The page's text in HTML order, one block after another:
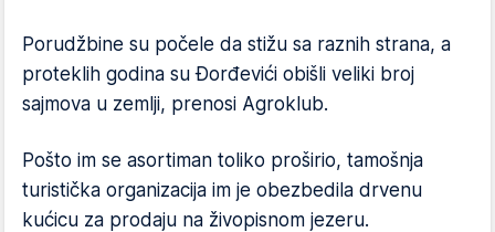
Porudžbine su počele da stižu sa raznih strana, a
proteklih godina su Đorđevići obišli veliki broj
sajmova u zemlji, prenosi Agroklub.
Pošto im se asortiman toliko proširio, tamošnja
turistička organizacija im je obezbedila drvenu
kućicu za prodaju na živopisnom jezeru.